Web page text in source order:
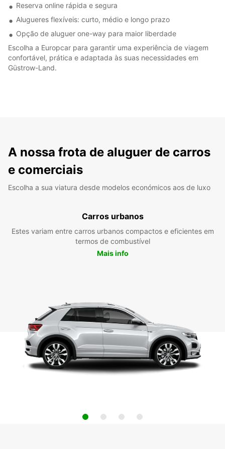
Reserva online rápida e segura
Alugueres flexíveis: curto, médio e longo prazo
Opção de aluguer one-way para maior liberdade
Escolha a Europcar para garantir uma experiência de viagem
confortável, prática e adaptada às suas necessidades em
Güstrow-Land.
A nossa frota de aluguer de carros
e comerciais
Escolha a sua viatura desde modelos económicos aos de luxo
Carros urbanos
Estes variam entre carros urbanos compactos e eficientes em
termos de combustível
Mais info